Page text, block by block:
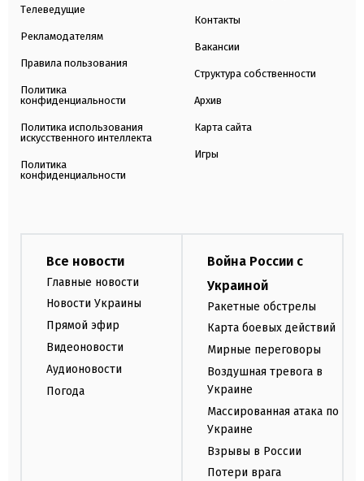
Телеведущие
Рекламодателям
Правила пользования
Политика
конфиденциальности
Политика использования
искусственного интеллекта
Политика
конфиденциальности
Контакты
Вакансии
Структура собственности
Архив
Карта сайта
Игры
Все новости
Главные новости
Новости Украины
Прямой эфир
Видеоновости
Аудионовости
Погода
Война России с
Украиной
Ракетные обстрелы
Карта боевых действий
Мирные переговоры
Воздушная тревога в
Украине
Массированная атака по
Украине
Взрывы в России
Потери врага